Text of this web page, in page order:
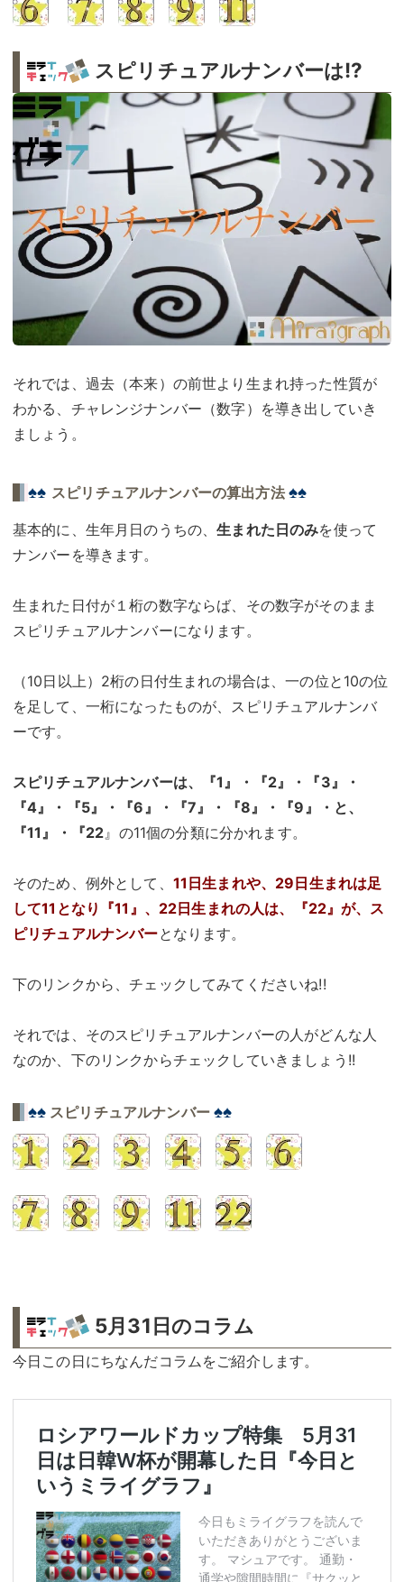
スピリチュアルナンバーは!?
それでは、過去（本来）の前世より生まれ持った性質が
わかる、チャレンジナンバー（数字）を導き出していき
ましょう。
♠♠ スピリチュアルナンバーの算出方法 ♠♠
基本的に、生年月日のうちの、生まれた日のみを使って
ナンバーを導きます。
生まれた日付が１桁の数字ならば、その数字がそのまま
スピリチュアルナンバーになります。
（10日以上）2桁の日付生まれの場合は、一の位と10の位
を足して、一桁になったものが、スピリチュアルナンバ
ーです。
スピリチュアルナンバーは、『1』・『2』・『3』・
『4』・『5』・『6』・『7』・『8』・『9』・と、
『11』・『22 』の11個の分類に分かれます。
そのため、例外として、 11日生まれや、29日生まれは足
して11となり『11』、22日生まれの人は、『22』が、ス
ピリチュアルナンバーとなります。
下のリンクから、チェックしてみてくださいね!!
それでは、そのスピリチュアルナンバーの人がどんな人
なのか、下のリンクからチェックしていきましょう!!
♠♠ スピリチュアルナンバー♠♠
5月31日のコラム
今日この日にちなんだコラムをご紹介します。